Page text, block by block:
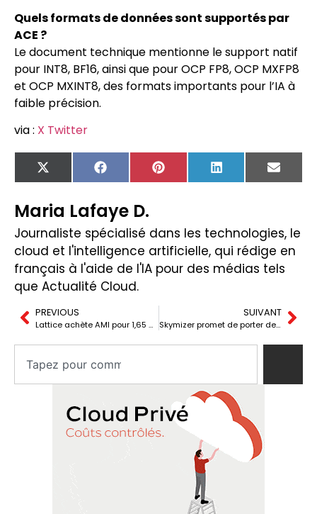
Quels formats de données sont supportés par
ACE ?
Le document technique mentionne le support natif
pour INT8, BF16, ainsi que pour OCP FP8, OCP MXFP8
et OCP MXINT8, des formats importants pour l’IA à
faible précision.
via : X Twitter
X
(Twitter)
FacebookPinterest LinkedIn Email
Maria Lafaye D.
Journaliste spécialisé dans les technologies, le
cloud et l'intelligence artificielle, qui rédige en
français à l'aide de l'IA pour des médias tels
que Actualité Cloud.
PREVIOUS
Lattice achète AMI pour 1,65 milliard pour contrôler des serveurs d’IA
SUIVANT
Skymizer promet de porter des modèles de 700 milliards de paramètres sur une seule carte PCIe